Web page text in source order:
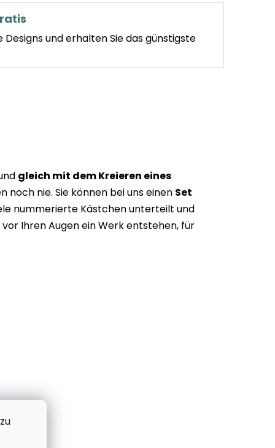
Designs und erhalten Sie das günstigste
gleich mit dem Kreieren eines
noch nie. Sie können bei uns einen Set
nummerierte Kästchen unterteilt und
Ihren Augen ein Werk entstehen, für